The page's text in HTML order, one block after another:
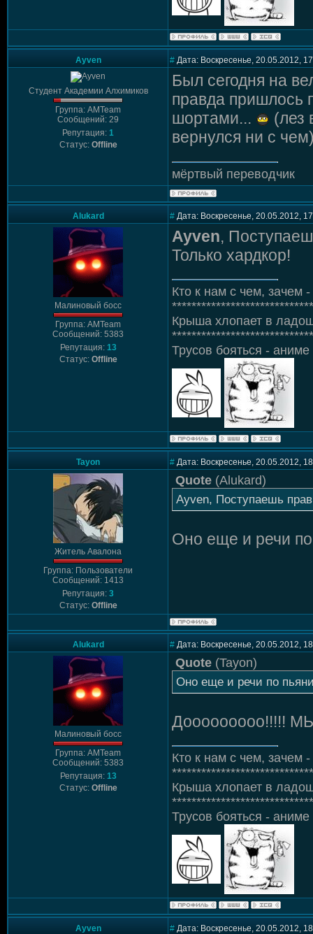
Ayven # Дата: Воскресенье, 20.05.2012,
Студент Академии Алхимиков
Группа: AMTeam
Сообщений: 29
Репутация: 1
Статус: Offline
Был сегодня на
правда пришлось
шортами...
(лез
вернулся ни с
мёртвый переводчик
Alukard # Дата: Воскресенье, 20.05.2012,
Малиновый босс
Группа: AMTeam
Сообщений: 5383
Репутация: 13
Статус: Offline
Ayven,
Только хардкор!
Кто к нам с чем, зачем -
Крыша хлопает в
Трусов бояться - аниме
Tayon # Дата: Воскресенье, 20.05.2012,
Житель Авалона
Группа: Пользователи
Сообщений: 1413
Репутация: 3
Статус: Offline
Quote (Alukard)
Ayven, Поступаешь
Оно еще и речи
Alukard # Дата: Воскресенье, 20.05.2012,
Малиновый босс
Группа: AMTeam
Сообщений: 5383
Репутация: 13
Статус: Offline
Quote (Tayon)
Оно еще и речи по
Дооооооооо!!!!!
Кто к нам с чем, зачем -
Крыша хлопает в
Трусов бояться - аниме
Ayven # Дата: Воскресенье, 20.05.2012,